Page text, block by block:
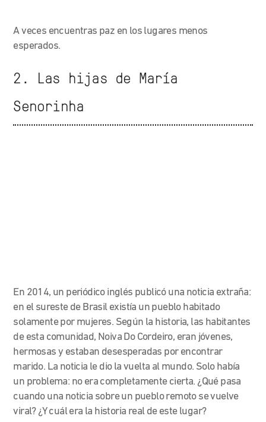
A veces encuentras paz en los lugares menos
esperados.
2. Las hijas de María
Senorinha
En 2014, un periódico inglés publicó una noticia extraña:
en el sureste de Brasil existía un pueblo habitado
solamente por mujeres. Según la historia, las habitantes
de esta comunidad, Noiva Do Cordeiro, eran jóvenes,
hermosas y estaban desesperadas por encontrar
marido. La noticia le dio la vuelta al mundo. Solo había
un problema: no era completamente cierta. ¿Qué pasa
cuando una noticia sobre un pueblo remoto se vuelve
viral? ¿Y cuál era la historia real de este lugar?